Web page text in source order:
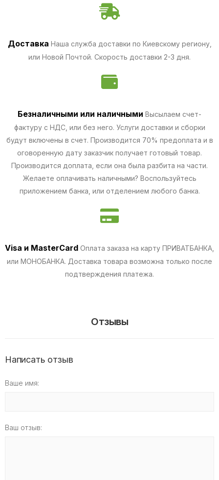
Доставка Наша служба доставки по Киевскому региону,
или Новой Почтой. Скорость доставки 2-3 дня.
Безналичными или наличными Высылаем счет-
фактуру с НДС, или без него. Услуги доставки и сборки
будут включены в счет. Производится 70% предоплата и в
оговоренную дату заказчик получает готовый товар.
Производится доплата, если она была разбита на части.
Желаете оплачивать наличными? Воспользуйтесь
приложением банка, или отделением любого банка.
Visa и MasterCard Оплата заказа на карту ПРИВАТБАНКА,
или МОНОБАНКА. Доставка товара возможна только после
подтверждения платежа.
Отзывы
Написать отзыв
Ваше имя:
Ваш отзыв: